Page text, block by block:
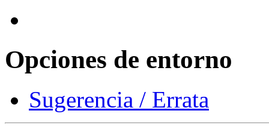
Opciones de entorno
Sugerencia / Errata